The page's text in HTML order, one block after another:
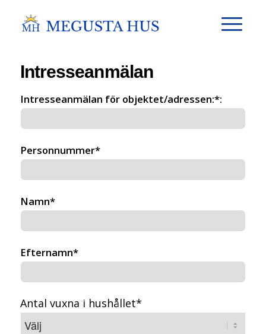
Intresseanmälan
Intresseanmälan för objektet/adressen:*:
Personnummer*
Namn*
Efternamn*
Antal vuxna i hushållet*